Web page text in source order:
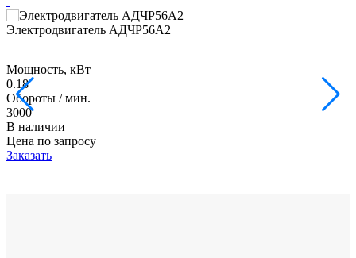
Электродвигатель АДЧР56А2
Мощность, кВт
0.18
Обороты / мин.
3000
В наличии
Цена по запросу
Заказать